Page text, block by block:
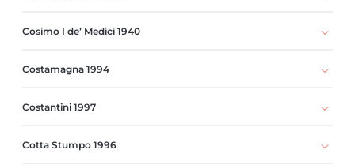
Cosimo I de’ Medici 1940
Costamagna 1994
Costantini 1997
Cotta Stumpo 1996